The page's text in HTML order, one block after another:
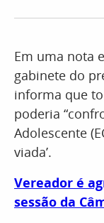
Em uma nota
gabinete do
informa que
poderia
Adolescente
viada’.
Vereador é
sessão da